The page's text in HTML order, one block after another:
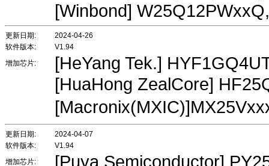
[Winbond]
更新日期:
2024-04-26
软件版本:
V1.94
增加芯片:
[HeYang Tek.]
[HuaHong ZealCore]
更新日期:
2024-04-07
软件版本:
V1.94
增加芯片:
[Puya Semiconductor]